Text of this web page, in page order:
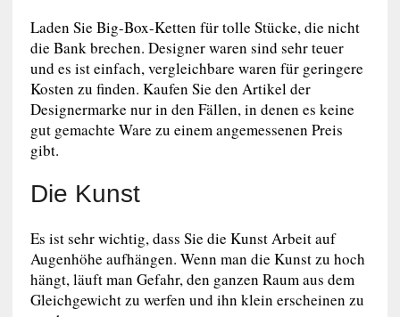
Laden Sie Big-Box-Ketten für tolle Stücke, die nicht
die Bank brechen. Designer waren sind sehr teuer
und es ist einfach, vergleichbare waren für geringere
Kosten zu finden. Kaufen Sie den Artikel der
Designermarke nur in den Fällen, in denen es keine
gut gemachte Ware zu einem angemessenen Preis
gibt.
Die Kunst
Es ist sehr wichtig, dass Sie die Kunst Arbeit auf
Augenhöhe aufhängen. Wenn man die Kunst zu hoch
hängt, läuft man Gefahr, den ganzen Raum aus dem
Gleichgewicht zu werfen und ihn klein erscheinen zu